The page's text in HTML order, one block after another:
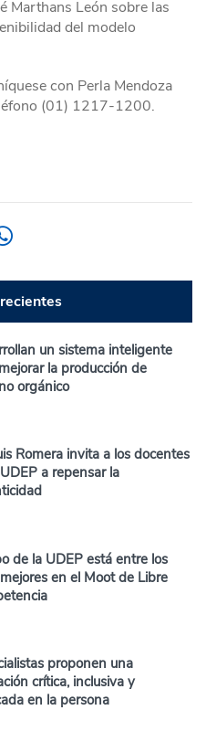
Marthans León sobre las
del modelo
con Perla Mendoza
(01) 1217-1200.
un sistema inteligente
la producción de
orgánico
Romera invita a los docentes
a repensar la
de la UDEP está entre los
en el Moot de Libre
proponen una
crítica, inclusiva y
en la persona